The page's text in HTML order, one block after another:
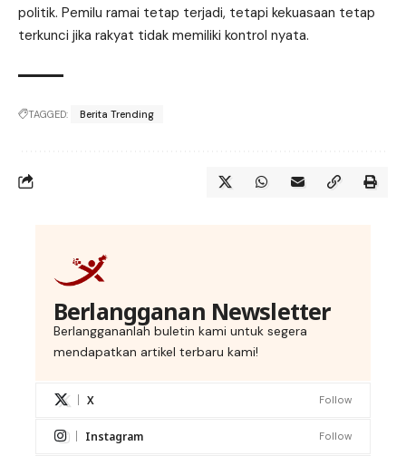
politik. Pemilu ramai tetap terjadi, tetapi kekuasaan tetap
terkunci jika rakyat tidak memiliki kontrol nyata.
TAGGED: Berita Trending
Berlangganan Newsletter
Berlanggananlah buletin kami untuk segera
mendapatkan artikel terbaru kami!
X Follow
Instagram Follow